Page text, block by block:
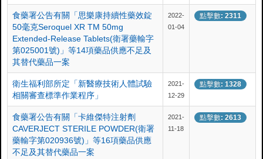
食藥署公告有關「思樂康持續性藥效錠
50毫克Seroquel XR TM 50mg
Extended-Release Tablets(衛署藥輸字
第025001號)」等14項藥品供應不足及
其替代藥品一案
2022-
01-04
點擊數: 2311
衛生福利部所定「新醫療技術人體試驗
相關審查標準作業程序」
2021-
12-29
點擊數: 1328
食藥署公告有關「卡維傑特注射劑
CAVERJECT STERILE POWDER(衛署
藥輸字第020936號)」等16項藥品供應
不足及其替代藥品一案
2021-
11-18
點擊數: 2613